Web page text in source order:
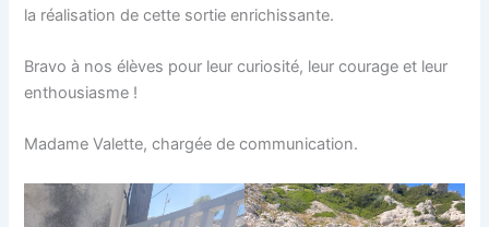
la réalisation de cette sortie enrichissante.
Bravo à nos élèves pour leur curiosité, leur courage et leur
enthousiasme !
Madame Valette, chargée de communication.